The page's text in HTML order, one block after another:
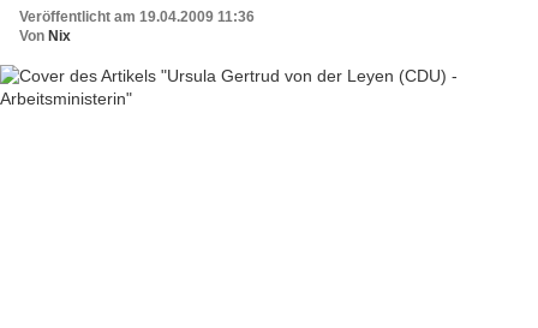
Veröffentlicht am 19.04.2009 11:36
Von Nix